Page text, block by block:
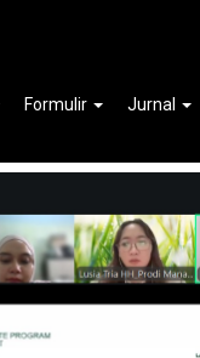
Formulir Jurnal
Studi